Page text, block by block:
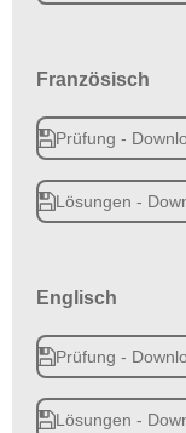
Französisch
Prüfung -
Lösungen -
Englisch
Prüfung -
Lösungen -